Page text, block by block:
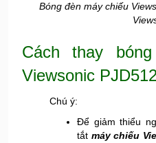
Bóng đèn máy chiếu
Cách thay
Viewsonic
Chú ý:
Để giảm thiểu
tắt máy chiếu